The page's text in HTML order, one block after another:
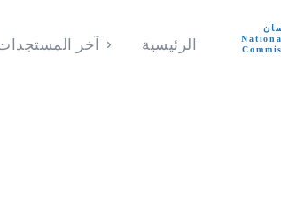
الرئيسية آخر